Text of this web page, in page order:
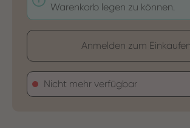
Warenkorb legen zu können.
Anmelden zum Einkaufen
Nicht mehr verfügbar